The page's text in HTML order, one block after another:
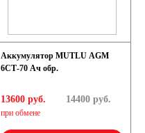
Аккумулятор MUTLU AGM
6СТ-70 Ач обр.
13600 руб.
при обмене
14400руб.